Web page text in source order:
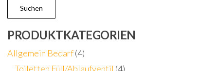
Suchen
PRODUKTKATEGORIEN
Allgemein Bedarf(4)
Toiletten Füll/Ablaufventil (4)